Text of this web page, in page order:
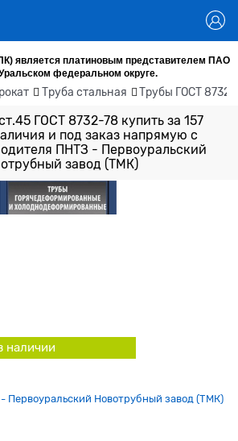
является платиновым представителем ПАО
федеральном округе.
Труба стальная Трубы ГОСТ 8732-
ГОСТ 8732-78 купить за 157
и под заказ напрямую с
ПНТЗ - Первоуральский
завод (ТМК)
наличии
Первоуральский Новотрубный завод (ТМК)